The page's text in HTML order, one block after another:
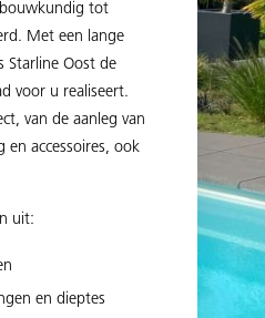
tot
Met een lange
Starline Oost de
voor u realiseert.
van de aanleg van
accessoires, ook
uit:
en dieptes